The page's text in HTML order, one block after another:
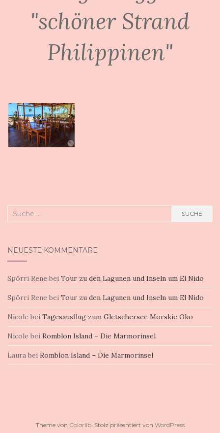
"schöner Strand
Philippinen"
Suche
SUCHE
NEUESTE KOMMENTARE
Spörri Rene bei Tour zu den Lagunen und Inseln um El Nido
Spörri Rene bei Tour zu den Lagunen und Inseln um El Nido
Nicole bei Tagesausflug zum Gletschersee Morskie Oko
Nicole bei Romblon Island – Die Marmorinsel
Laura bei Romblon Island – Die Marmorinsel
Theme von Colorlib. Stolz präsentiert von WordPress